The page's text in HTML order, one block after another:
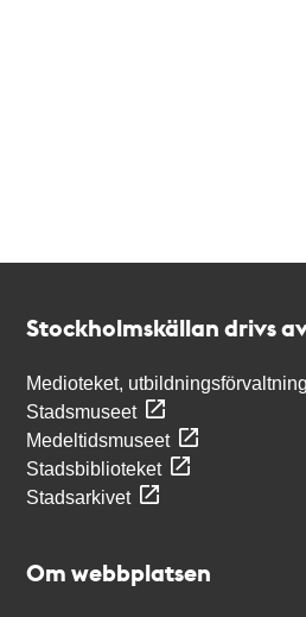
Stockholmskällan drivs
Medioteket,
Stadsmuseet
Medeltidsmuseet
Stadsbiblioteket
Stadsarkivet
Om webbplatsen